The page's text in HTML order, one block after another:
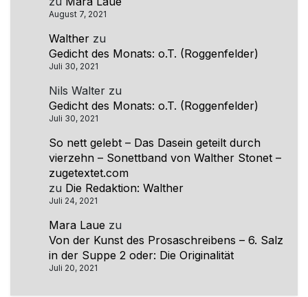
August 7, 2021
Walther zu
Gedicht des Monats: o.T. (Roggenfelder)
Juli 30, 2021
Nils Walter zu
Gedicht des Monats: o.T. (Roggenfelder)
Juli 30, 2021
So nett gelebt – Das Dasein geteilt durch
vierzehn – Sonettband von Walther Stonet –
zugetextet.com
zu Die Redaktion: Walther
Juli 24, 2021
Mara Laue zu
Von der Kunst des Prosaschreibens – 6. Salz
in der Suppe 2 oder: Die Originalität
Juli 20, 2021